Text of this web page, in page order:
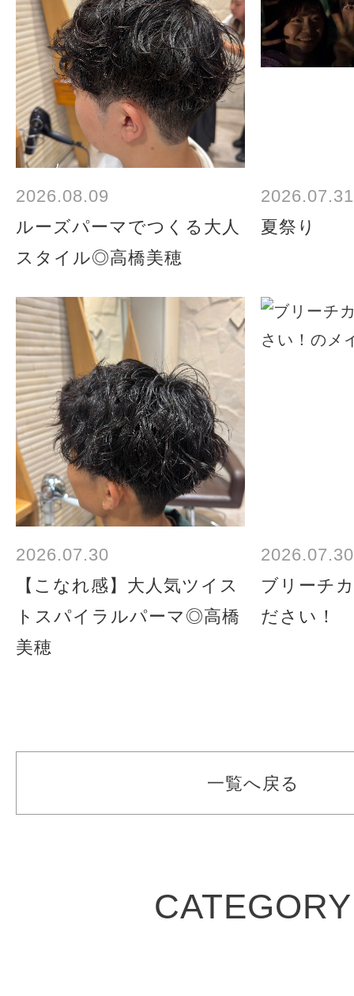
2026.08.09
ルーズパーマでつくる大人
スタイル◎高橋美穂
2026.07.31
夏祭り
2026.07.30
【こなれ感】大人気ツイス
トスパイラルパーマ◎高橋
美穂
2026.07.30
ブリーチ
ださい！
一覧へ戻る
CATEGORY